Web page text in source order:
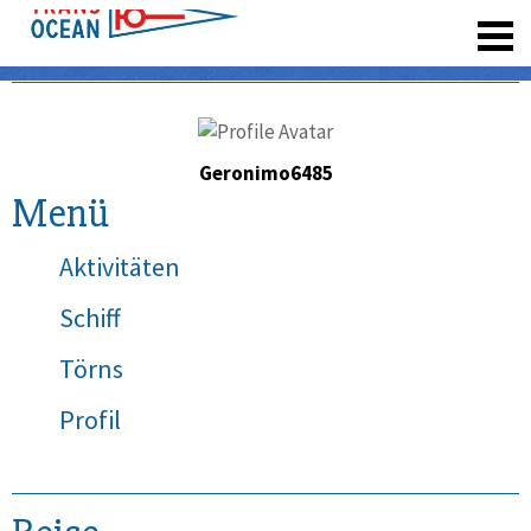
Geronimo6485
Menü
Aktivitäten
Schiff
Törns
Profil